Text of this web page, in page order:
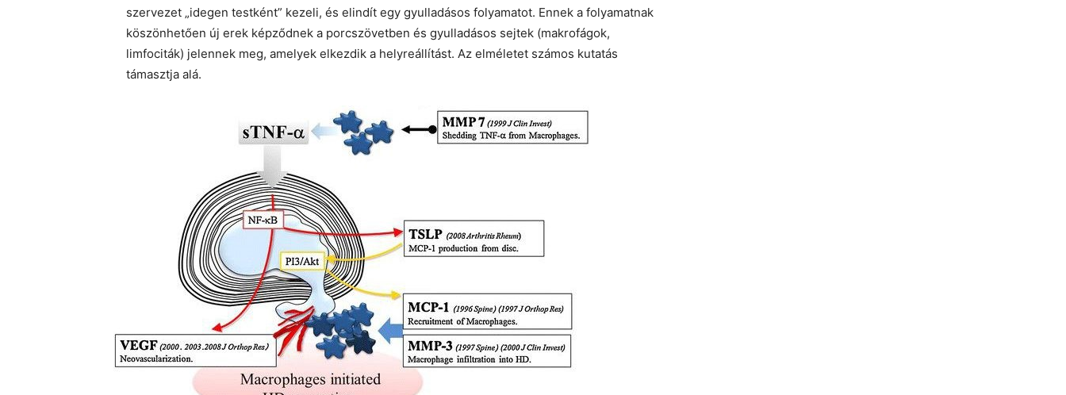
szervezet „idegen testként” kezeli, és elindít egy gyulladásos folyamatot. Ennek a folyamatnak
köszönhetően új erek képződnek a porcszövetben és gyulladásos sejtek (makrofágok,
limfociták) jelennek meg, amelyek elkezdik a helyreállítást. Az elméletet számos kutatás
támasztja alá.